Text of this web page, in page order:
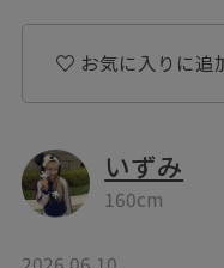
お気に入りに追
いずみ
160cm